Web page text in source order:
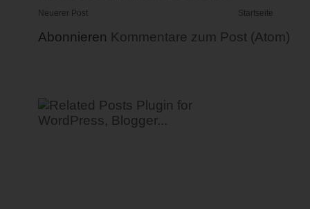
Neuerer Post Startseite
Abonnieren Kommentare zum Post (Atom)